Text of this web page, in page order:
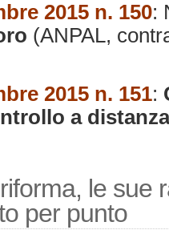
2015 n. 150:
(ANPAL,
2015 n. 151:
a distanza
le sue
per punto